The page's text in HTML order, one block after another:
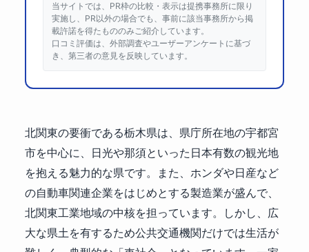
当サイトでは、PR枠の比較・表示は提携事務所に限り
実施し、PR以外の場合でも、事前に該当事務所から掲
載許諾を得たもののみご紹介しています。
口コミ評価は、外部調査やユーザーアンケートに基づ
き、第三者の意見を反映しています。
北関東の要衝である栃木県は、県庁所在地の宇都宮
市を中心に、日光や那須といった日本有数の観光地
を抱える魅力的な県です。また、ホンダや日産など
の自動車関連企業をはじめとする製造業が盛んで、
北関東工業地域の中核を担っています。しかし、広
大な県土を有するため公共交通機関だけでは生活が